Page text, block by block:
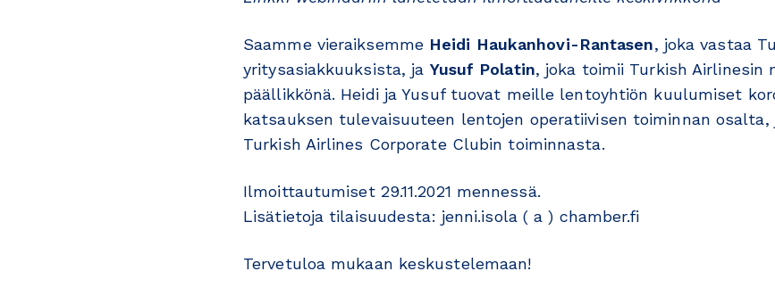
Saamme vieraiksemme Heidi Haukanhovi-Rantasen, joka vastaa
yritysasiakkuuksista, ja Yusuf Polatin, joka toimii Turkish Airlinesin
päällikkönä. Heidi ja Yusuf tuovat meille lentoyhtiön kuulumiset
katsauksen tulevaisuuteen lentojen operatiivisen toiminnan
Turkish Airlines Corporate Clubin toiminnasta.
Ilmoittautumiset 29.11.2021 mennessä.
Lisätietoja tilaisuudesta: jenni.isola ( a ) chamber.fi
Tervetuloa mukaan keskustelemaan!